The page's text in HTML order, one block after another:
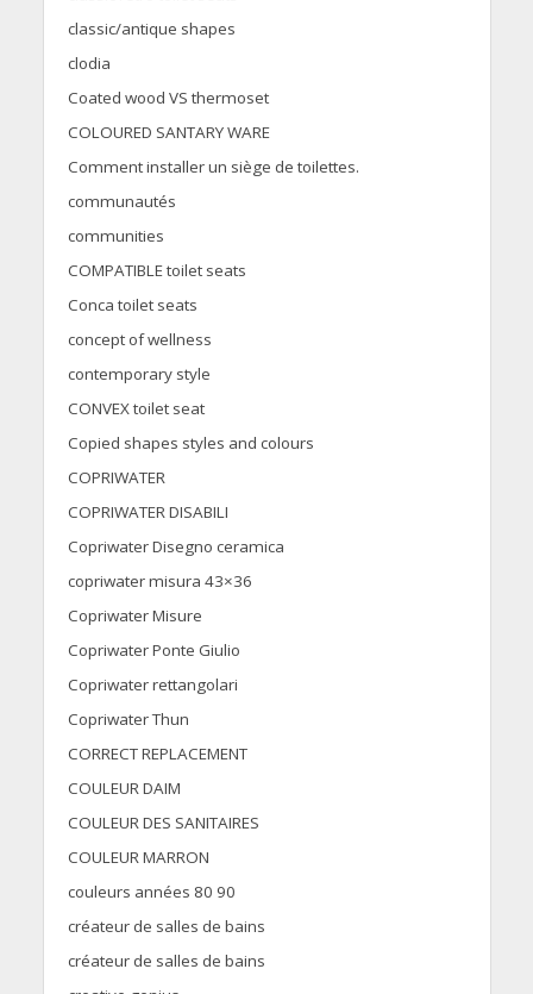
classic/antique shapes
clodia
Coated wood VS thermoset
COLOURED SANTARY WARE
Comment installer un siège de toilettes.
communautés
communities
COMPATIBLE toilet seats
Conca toilet seats
concept of wellness
contemporary style
CONVEX toilet seat
Copied shapes styles and colours
COPRIWATER
COPRIWATER DISABILI
Copriwater Disegno ceramica
copriwater misura 43×36
Copriwater Misure
Copriwater Ponte Giulio
Copriwater rettangolari
Copriwater Thun
CORRECT REPLACEMENT
COULEUR DAIM
COULEUR DES SANITAIRES
COULEUR MARRON
couleurs années 80 90
créateur de salles de bains
créateur de salles de bains